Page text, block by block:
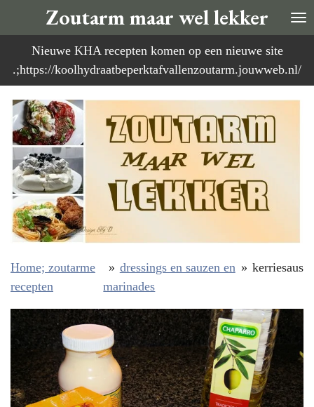
direct
naar
de
Zoutarm maar wel lekker
Nieuwe KHA recepten komen op een nieuwe site
.;https://koolhydraatbeperktafvallenzoutarm.jouwweb.nl/
Home; zoutarme
recepten
» dressings en sauzen en
marinades
» kerriesaus